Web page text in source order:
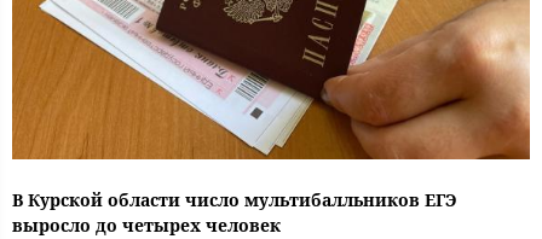
В Курской области число мультибалльников ЕГЭ
выросло до четырех человек